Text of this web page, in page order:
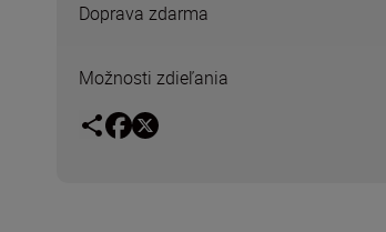
Doprava zdarma
Možnosti zdieľania